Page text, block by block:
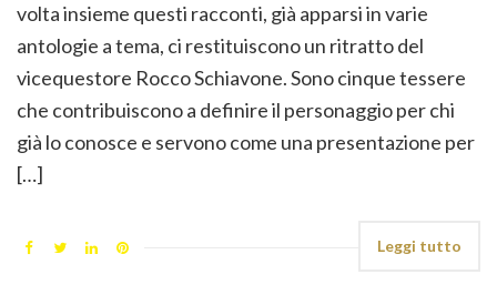
volta insieme questi racconti, già apparsi in varie
antologie a tema, ci restituiscono un ritratto del
vicequestore Rocco Schiavone. Sono cinque tessere
che contribuiscono a definire il personaggio per chi
già lo conosce e servono come una presentazione per
[…]
Leggi tutto